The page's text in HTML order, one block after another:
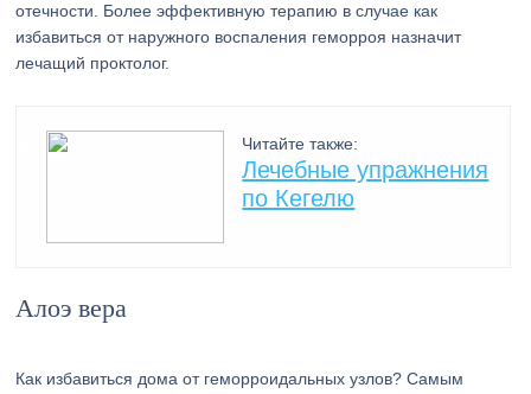
отечности. Более эффективную терапию в случае как
избавиться от наружного воспаления геморроя назначит
лечащий проктолог.
Читайте также:
Лечебные упражнения
по Кегелю
Алоэ вера
Как избавиться дома от геморроидальных узлов? Самым